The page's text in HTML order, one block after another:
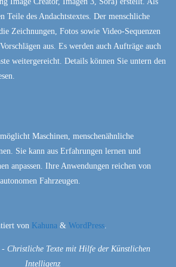
Teile des Andachtstextes. Der menschliche
Zeichnungen, Fotos sowie Video-Sequenzen
aus. Es werden auch Aufträge auch
weitergereicht. Details können Sie untern den
Maschinen, menschenähnliche
Sie kann aus Erfahrungen lernen und
anpassen. Ihre Anwendungen reichen von
Fahrzeugen.
von Kahuna & WordPress.
Christliche Texte mit Hilfe der Künstlichen
Intelligenz